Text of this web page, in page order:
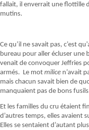
fallait, il enverrait une flottille
mutins.
Ce qu’il ne savait pas, c’est
bureau pour aller écluser une
venait de convoquer Jeffries
armés. Le mot milice n’avait
mais chacun savait bien de
manquaient pas de bons
Et les familles du cru étaient
d’autres temps, elles avaient
Elles se sentaient d’autant